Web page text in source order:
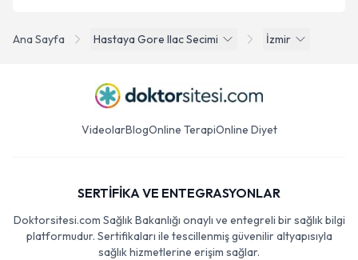
Ana Sayfa Hastaya Gore Ilac Secimi İzmir
VideolarBlogOnline TerapiOnline Diyet
SERTİFİKA VE ENTEGRASYONLAR
Doktorsitesi.com Sağlık Bakanlığı onaylı ve entegreli bir sağlık bilgi
platformudur. Sertifikaları ile tescillenmiş güvenilir altyapısıyla
sağlık hizmetlerine erişim sağlar.